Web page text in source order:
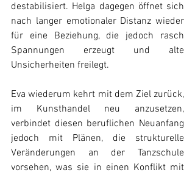
destabilisiert. Helga dagegen öffnet sich
nach langer emotionaler Distanz wieder
für eine Beziehung, die jedoch rasch
Spannungen erzeugt und alte
Unsicherheiten freilegt.
Eva wiederum kehrt mit dem Ziel zurück,
im Kunsthandel neu anzusetzen,
verbindet diesen beruflichen Neuanfang
jedoch mit Plänen, die strukturelle
Veränderungen an der Tanzschule
vorsehen, was sie in einen Konflikt mit